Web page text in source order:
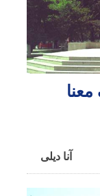
معنا
آنا دیلی